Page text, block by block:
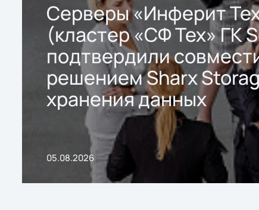
Серверы «Инферит
(кластер «СФ Тех» ГК
подтвердили
решением Sharx
хранения данных
05.08.2026